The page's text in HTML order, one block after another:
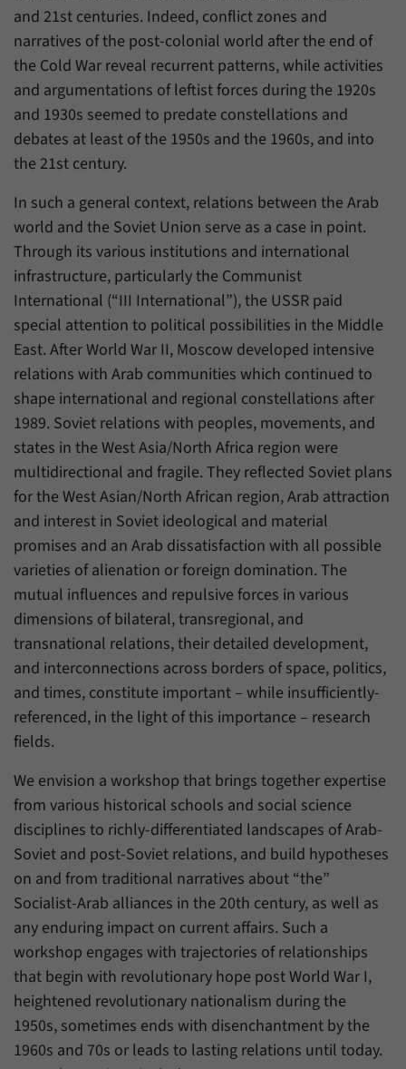
and 21st centuries. Indeed, conflict zones and
narratives of the post-colonial world after the end of
the Cold War reveal recurrent patterns, while activities
and argumentations of leftist forces during the 1920s
and 1930s seemed to predate constellations and
debates at least of the 1950s and the 1960s, and into
the 21st century.
In such a general context, relations between the Arab
world and the Soviet Union serve as a case in point.
Through its various institutions and international
infrastructure, particularly the Communist
International (“III International”), the USSR paid
special attention to political possibilities in the Middle
East. After World War II, Moscow developed intensive
relations with Arab communities which continued to
shape international and regional constellations after
1989. Soviet relations with peoples, movements, and
states in the West Asia/North Africa region were
multidirectional and fragile. They reflected Soviet plans
for the West Asian/North African region, Arab attraction
and interest in Soviet ideological and material
promises and an Arab dissatisfaction with all possible
varieties of alienation or foreign domination. The
mutual influences and repulsive forces in various
dimensions of bilateral, transregional, and
transnational relations, their detailed development,
and interconnections across borders of space, politics,
and times, constitute important – while insufficiently-
referenced, in the light of this importance – research
fields.
We envision a workshop that brings together expertise
from various historical schools and social science
disciplines to richly-differentiated landscapes of Arab-
Soviet and post-Soviet relations, and build hypotheses
on and from traditional narratives about “the”
Socialist-Arab alliances in the 20th century, as well as
any enduring impact on current affairs. Such a
workshop engages with trajectories of relationships
that begin with revolutionary hope post World War I,
heightened revolutionary nationalism during the
1950s, sometimes ends with disenchantment by the
1960s and 70s or leads to lasting relations until today.